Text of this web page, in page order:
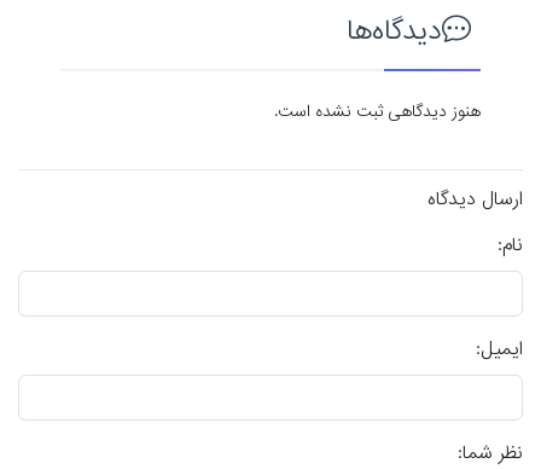
دیدگاه‌ها
هنوز دیدگاهی ثبت نشده است.
ارسال دیدگاه
نام:
ایمیل:
نظر شما: